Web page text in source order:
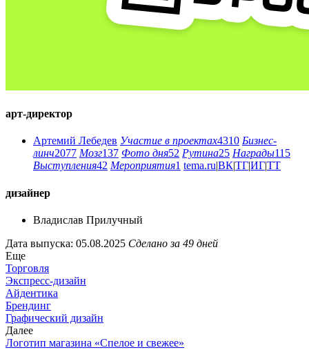
арт-директор
Артемий Лебедев Участие в проектах4310 Бизнес-
линч2077 Мозг137 Фото дня52 Рутина25 Награды115
Выступления42 Мероприятия1 tema.ru|ВК|ТГ|ИГ|ТТ
дизайнер
Владислав Прилучный
Дата выпуска: 05.08.2025 Сделано за 49 дней
Еще
Торговля
Экспресс-дизайн
Айдентика
Брендинг
Графический дизайн
Далее
Логотип магазина «Спелое и свежее»